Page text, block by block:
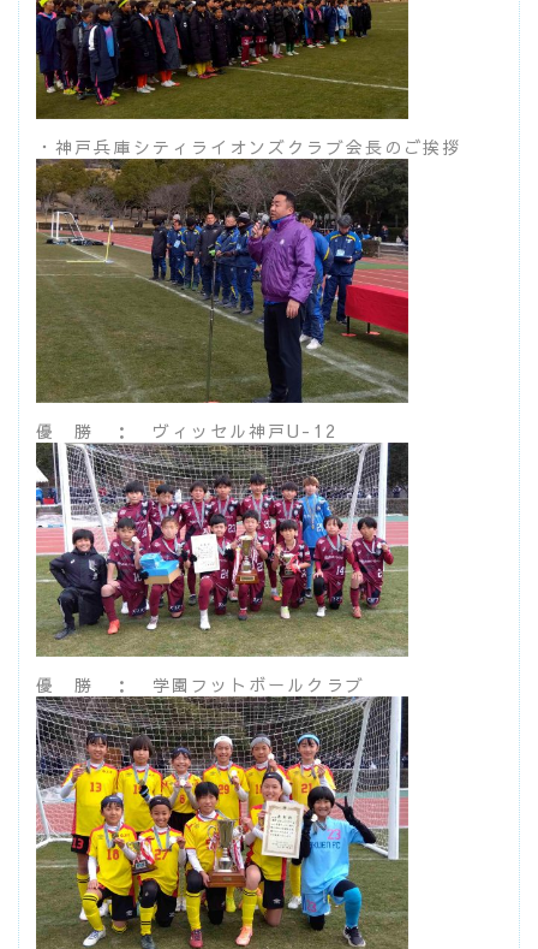
・神戸兵庫シティライオンズクラブ会長のご挨拶
優 勝 ： ヴィッセル神戸U-12
優 勝 ： 学園フットボールクラブ